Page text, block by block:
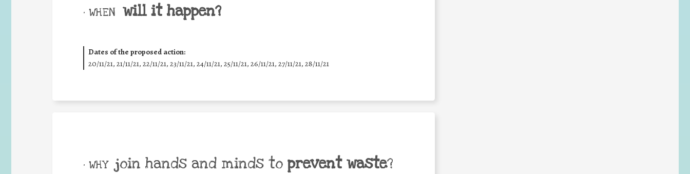
• WHEN will it happen?
Dates of the proposed action:
20/11/21, 21/11/21, 22/11/21, 23/11/21, 24/11/21, 25/11/21, 26/11/21, 27/11/21, 28/11/21
• WHY join hands and minds to prevent waste?